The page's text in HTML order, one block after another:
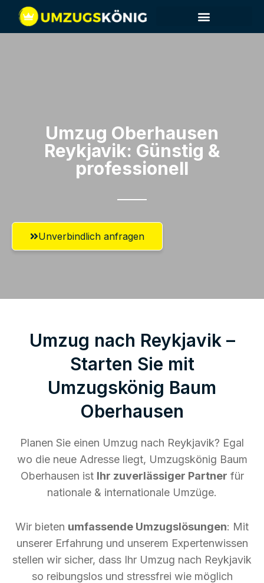
Umzug Oberhausen​
Reykjavik: Günstig &
professionell​
Unverbindlich anfragen
Umzug nach Reykjavik –
Starten Sie mit
Umzugskönig Baum
Oberhausen
Planen Sie einen Umzug nach Reykjavik? Egal
wo die neue Adresse liegt, Umzugskönig Baum
Oberhausen ist Ihr zuverlässiger Partner für
nationale & internationale Umzüge.
Wir bieten umfassende Umzugslösungen: Mit
unserer Erfahrung und unserem Expertenwissen
stellen wir sicher, dass Ihr Umzug nach Reykjavik
so reibungslos und stressfrei wie möglich